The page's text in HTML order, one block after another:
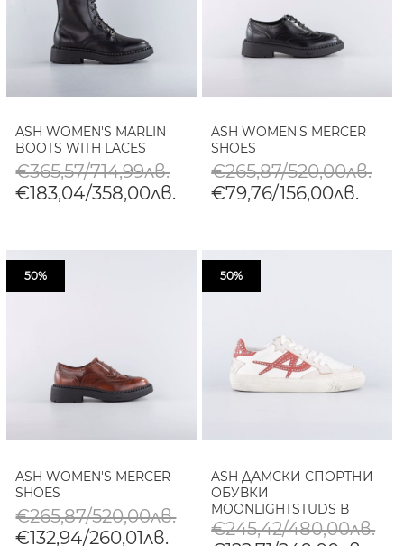
ASH WOMEN'S MARLIN
BOOTS WITH LACES
€365,57/714,99лв.
€183,04/358,00лв.
ASH WOMEN'S MERCER
SHOES
€265,87/520,00лв.
€79,76/156,00лв.
50%
ASH WOMEN'S MERCER
SHOES
€265,87/520,00лв.
€132,94/260,01лв.
50%
ASH ДАМСКИ СПОРТНИ
ОБУВКИ
MOONLIGHTSTUDS В
БЯЛО
€245,42/480,00лв.